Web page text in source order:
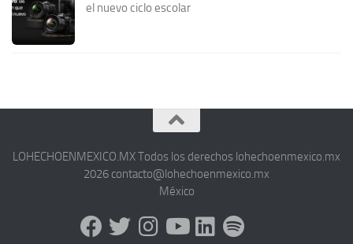
el nuevo ciclo escolar
LOHECHOENMEXICO.MX Todos los derechos lohechoenmexico.mx
2026 contacto@lohechoenmexico.mx
México